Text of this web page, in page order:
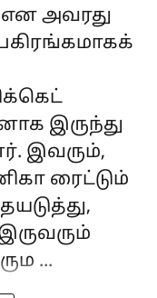
என அவரது
இருந்து
இவரும்,
ரைட்டும்
...